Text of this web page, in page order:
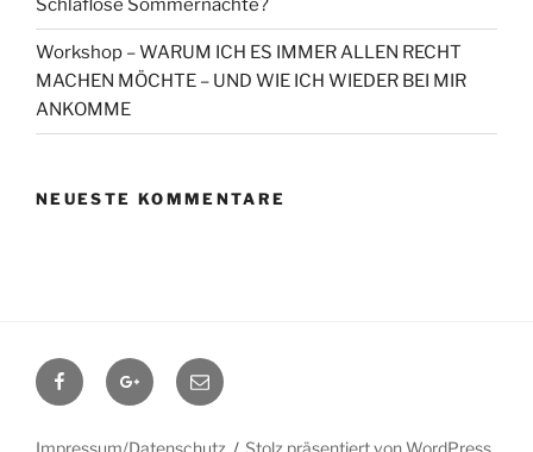
Schlaflose Sommernächte?
Workshop – WARUM ICH ES IMMER ALLEN RECHT
MACHEN MÖCHTE – UND WIE ICH WIEDER BEI MIR
ANKOMME
NEUESTE KOMMENTARE
FacebookGoogle+Contact
me